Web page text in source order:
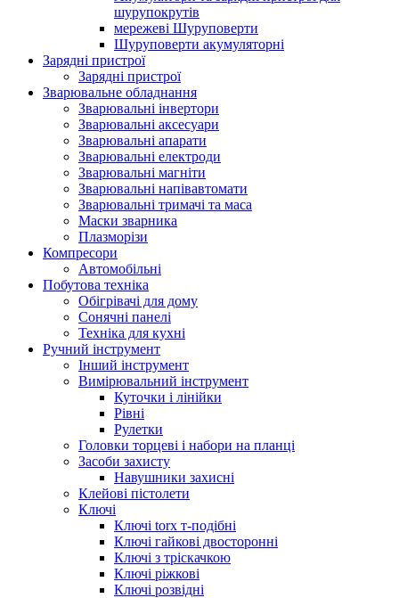
шурупокрутів
мережеві Шуруповерти
Шуруповерти акумуляторні
Зарядні пристрої
Зарядні пристрої
Зварювальне обладнання
Зварювальні інвертори
Зварювальні аксесуари
Зварювальні апарати
Зварювальні електроди
Зварювальні магніти
Зварювальні напівавтомати
Зварювальні тримачі та маса
Маски зварника
Плазморізи
Компресори
Автомобільні
Побутова техніка
Обігрівачі для дому
Сонячні панелі
Техніка для кухні
Ручний інструмент
Інший інструмент
Вимірювальний інструмент
Куточки і лінійки
Рівні
Рулетки
Головки торцеві і набори на планці
Засоби захисту
Навушники захисні
Клейові пістолети
Ключі
Ключі torx т-подібні
Ключі гайкові двосторонні
Ключі з тріскачкою
Ключі ріжкові
Ключі розвідні